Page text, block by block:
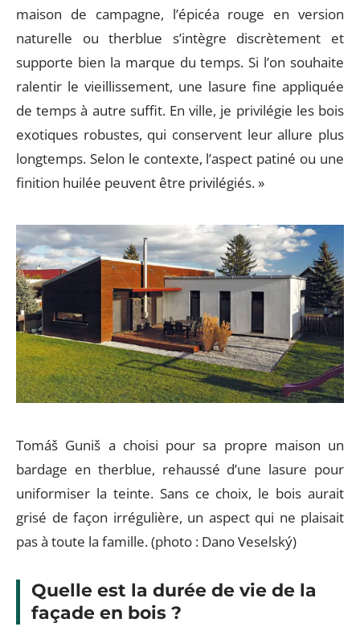
maison de campagne, l’épicéa rouge en version
naturelle ou therblue s’intègre discrètement et
supporte bien la marque du temps. Si l’on souhaite
ralentir le vieillissement, une lasure fine appliquée
de temps à autre suffit. En ville, je privilégie les bois
exotiques robustes, qui conservent leur allure plus
longtemps. Selon le contexte, l’aspect patiné ou une
finition huilée peuvent être privilégiés. »
Tomáš Guniš a choisi pour sa propre maison un
bardage en therblue, rehaussé d’une lasure pour
uniformiser la teinte. Sans ce choix, le bois aurait
grisé de façon irrégulière, un aspect qui ne plaisait
pas à toute la famille. (photo : Dano Veselský)
Quelle est la durée de vie de la
façade en bois ?